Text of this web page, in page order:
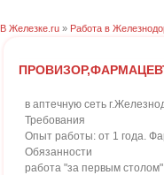
В Железке.ru » Работа в
в аптечную сеть
Требования
Опыт работы: от 1 года.
Обязанности
работа "за первым